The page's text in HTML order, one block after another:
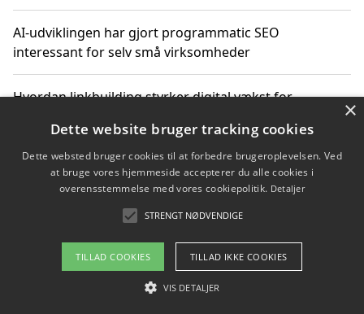
AI-udviklingen har gjort programmatic SEO
interessant for selv små virksomheder
Hvordan linkbuilding styrker digital vækst for
Sådan har udviklingen inden for genbrug af elektronik
ændret sig
Copyright 2026 - Pilanto Aps
Om / kontakt
×
Dette website bruger tracking cookies
Dette websted bruger cookies til at forbedre brugeroplevelsen. Ved
at bruge vores hjemmeside accepterer du alle cookies i
overensstemmelse med vores cookiepolitik. Detaljer
STRENGT NØDVENDIGE
TILLAD COOKIES TILLAD IKKE COOKIES
VIS DETALJER